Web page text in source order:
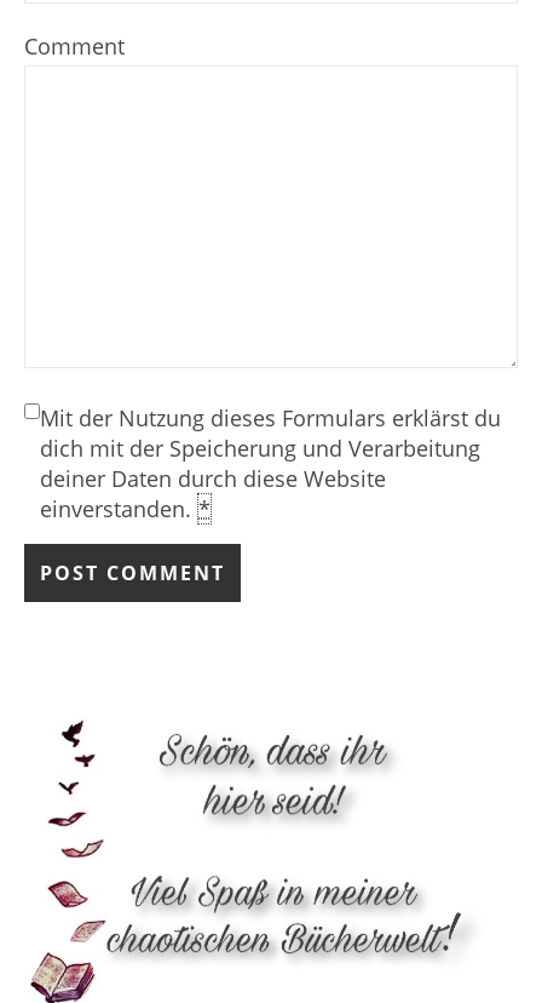
Comment
Mit der Nutzung dieses Formulars erklärst du
dich mit der Speicherung und Verarbeitung
deiner Daten durch diese Website
einverstanden. *